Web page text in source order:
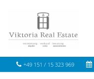
+49 151 / 15 323 969